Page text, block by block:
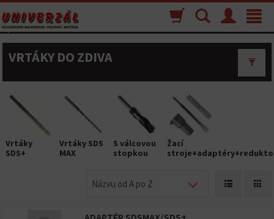
Toggle
Menu
Vyhľadávanie
Nákupný
košík
VRTÁKY DO ZDIVA
Vrtáky
SDS+
Vrtáky SDS
MAX
S válcovou
stopkou
Žací
Názvu od A po Z